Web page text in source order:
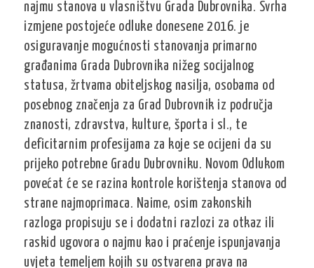
najmu stanova u vlasništvu Grada Dubrovnika. Svrha
izmjene postojeće odluke donesene 2016. je
osiguravanje mogućnosti stanovanja primarno
građanima Grada Dubrovnika nižeg socijalnog
statusa, žrtvama obiteljskog nasilja, osobama od
posebnog značenja za Grad Dubrovnik iz područja
znanosti, zdravstva, kulture, športa i sl., te
deficitarnim profesijama za koje se ocijeni da su
prijeko potrebne Gradu Dubrovniku. Novom Odlukom
povećat će se razina kontrole korištenja stanova od
strane najmoprimaca. Naime, osim zakonskih
razloga propisuju se i dodatni razlozi za otkaz ili
raskid ugovora o najmu kao i praćenje ispunjavanja
uvjeta temeljem kojih su ostvarena prava na